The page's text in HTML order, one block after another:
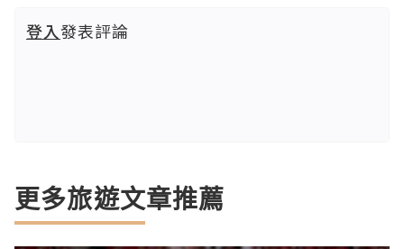
登入發表評論
更多旅遊文章推薦